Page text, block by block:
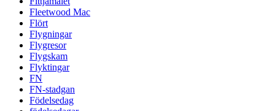
Fleetwood Mac
Flört
Flygningar
Flygresor
Flygskam
Flyktingar
FN
FN-stadgan
Födelsedag